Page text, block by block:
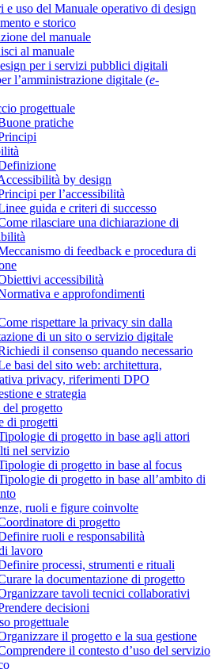
e uso del Manuale operativo di design
e storico
del manuale
al manuale
per i servizi pubblici digitali
l’amministrazione digitale (e-
progettuale
pratiche
by design
per l’accessibilità
guida e criteri di successo
rilasciare una dichiarazione di
di feedback e procedura di
accessibilità
e approfondimenti
rispettare la privacy sin dalla
di un sito o servizio digitale
il consenso quando necessario
basi del sito web: architettura,
privacy, riferimenti DPO
e strategia
progetto
di progetti
di progetto in base agli attori
nel servizio
di progetto in base al focus
di progetto in base all’ambito di
ruoli e figure coinvolte
di progetto
ruoli e responsabilità
lavoro
processi, strumenti e rituali
la documentazione di progetto
tavoli tecnici collaborativi
decisioni
progettuale
il progetto e la sua gestione
il contesto d’uso del servizio